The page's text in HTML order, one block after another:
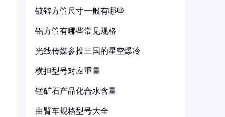
镀锌方管尺寸一般有哪些
铝方管有哪些常见规格
光线传媒参投三国的星空爆冷
横担型号对应重量
锰矿石产品化合水含量
曲臂车规格型号大全